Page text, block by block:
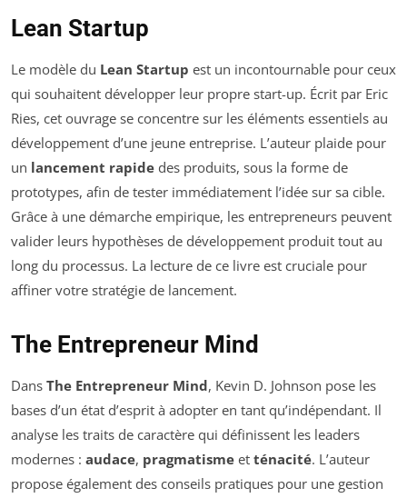
Lean Startup
Le modèle du Lean Startup est un incontournable pour ceux
qui souhaitent développer leur propre start-up. Écrit par Eric
Ries, cet ouvrage se concentre sur les éléments essentiels au
développement d’une jeune entreprise. L’auteur plaide pour
un lancement rapide des produits, sous la forme de
prototypes, afin de tester immédiatement l’idée sur sa cible.
Grâce à une démarche empirique, les entrepreneurs peuvent
valider leurs hypothèses de développement produit tout au
long du processus. La lecture de ce livre est cruciale pour
affiner votre stratégie de lancement.
The Entrepreneur Mind
Dans The Entrepreneur Mind, Kevin D. Johnson pose les
bases d’un état d’esprit à adopter en tant qu’indépendant. Il
analyse les traits de caractère qui définissent les leaders
modernes : audace, pragmatisme et ténacité. L’auteur
propose également des conseils pratiques pour une gestion